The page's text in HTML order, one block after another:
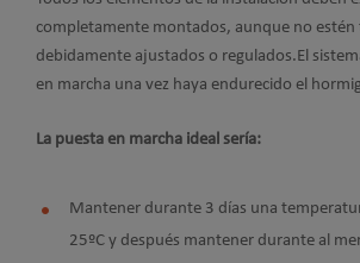
completamente montados, aunque no estén
debidamente ajustados o regulados.El
en marcha una vez haya endurecido el
La puesta en marcha ideal sería:
Mantener durante 3 días una
25ºC y después mantener durante al